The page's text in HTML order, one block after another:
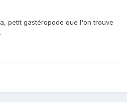
petit gastéropode que l'on trouve